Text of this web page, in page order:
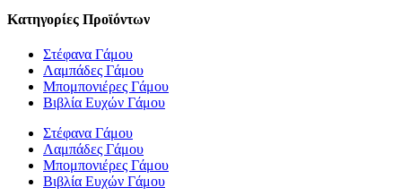
Κατηγορίες Προϊόντων
Στέφανα Γάμου
Λαμπάδες Γάμου
Μπομπονιέρες Γάμου
Βιβλία Ευχών Γάμου
Στέφανα Γάμου
Λαμπάδες Γάμου
Μπομπονιέρες Γάμου
Βιβλία Ευχών Γάμου